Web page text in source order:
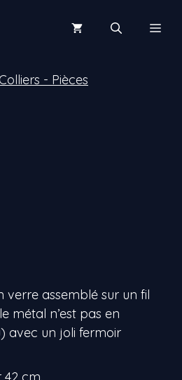
- Pièces
verre assemblé sur un fil
métal n’est pas en
avec un joli fermoir